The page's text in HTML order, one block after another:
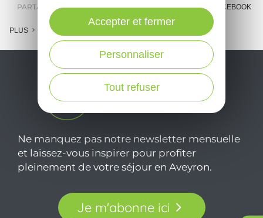
PARTAGER : E-MAIL MESSENGER FACEBOOK
PLUS
Ne manquez pas notre newsletter mensuelle
et laissez-vous inspirer pour profiter
pleinement de votre séjour en Aveyron.
Je m'abonne ici
Tout refuser
Personnaliser
Accepter et fermer